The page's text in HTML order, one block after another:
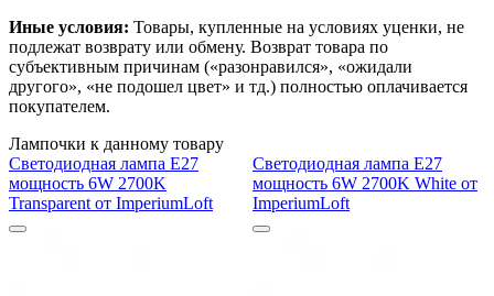
Иные условия: Товары, купленные на условиях уценки, не
подлежат возврату или обмену. Возврат товара по
субъективным причинам («разонравился», «ожидали
другого», «не подошел цвет» и тд.) полностью оплачивается
покупателем.
Лампочки к данному товару
Светодиодная лампа E27
мощность 6W 2700K
Transparent от ImperiumLoft
Светодиодная лампа E27
мощность 6W 2700K White от
ImperiumLoft